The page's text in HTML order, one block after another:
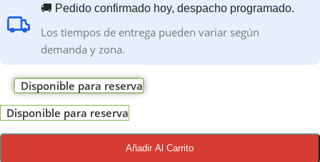
🚚 Pedido confirmado hoy, despacho programado.
Los tiempos de entrega pueden variar según
demanda y zona.
Disponible para reserva
Disponible para reserva
Añadir Al Carrito